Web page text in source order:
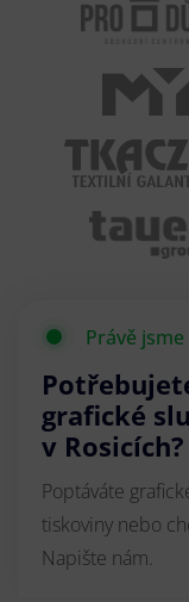
Právě
grafické
v Rosicích?
Poptáváte
tiskoviny nebo
Napište nám.